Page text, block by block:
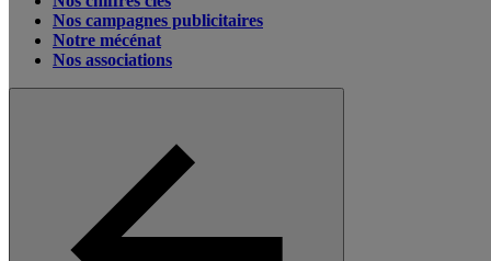
Nos campagnes publicitaires
Notre mécénat
Nos associations